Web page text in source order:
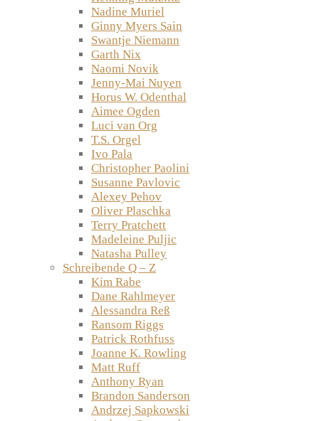
Nadine Muriel
Ginny Myers Sain
Swantje Niemann
Garth Nix
Naomi Novik
Jenny-Mai Nuyen
Horus W. Odenthal
Aimee Ogden
Luci van Org
T.S. Orgel
Ivo Pala
Christopher Paolini
Susanne Pavlovic
Alexey Pehov
Oliver Plaschka
Terry Pratchett
Madeleine Puljic
Natasha Pulley
Schreibende Q – Z
Kim Rabe
Dane Rahlmeyer
Alessandra Reß
Ransom Riggs
Patrick Rothfuss
Joanne K. Rowling
Matt Ruff
Anthony Ryan
Brandon Sanderson
Andrzej Sapkowski